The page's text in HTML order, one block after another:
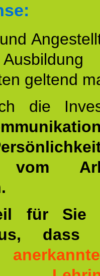
geltend
die
für Sie